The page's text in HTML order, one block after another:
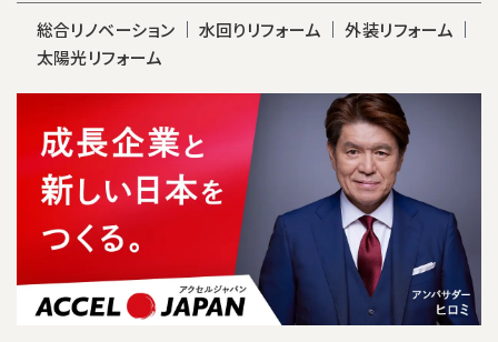
総合リノベーション 水回りリフォーム
外装リフォーム
太陽光リフォーム